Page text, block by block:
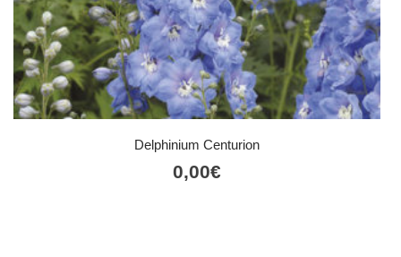
Delphinium Centurion
0,00€